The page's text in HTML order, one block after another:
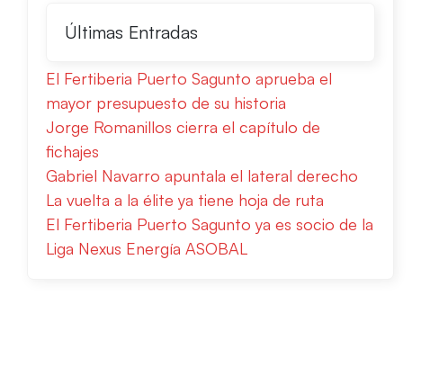
Últimas Entradas
El Fertiberia Puerto Sagunto aprueba el
mayor presupuesto de su historia
Jorge Romanillos cierra el capítulo de
fichajes
Gabriel Navarro apuntala el lateral derecho
La vuelta a la élite ya tiene hoja de ruta
El Fertiberia Puerto Sagunto ya es socio de la
Liga Nexus Energía ASOBAL